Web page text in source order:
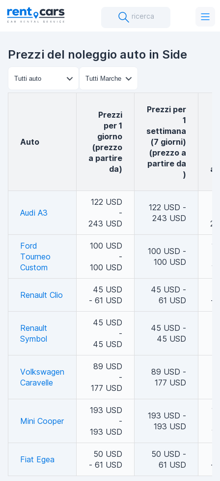
ricerca
Prezzi del noleggio auto in Side
auto
Prezzi
per 1
giorno
(prezzo
a partire
da)
Prezzi per
1
settimana
(7 giorni)
(prezzo a
partire da
)
a
Audi A3
122 USD
-
243 USD
122 USD -
243 USD
Ford
Tourneo
Custom
100 USD
-
100 USD
100 USD -
100 USD
Renault Clio
45 USD
- 61 USD
45 USD -
61 USD
-
Renault
Symbol
45 USD
-
45 USD
45 USD -
45 USD
Volkswagen
Caravelle
89 USD
-
177 USD
89 USD -
177 USD
Mini Cooper
193 USD
-
193 USD
193 USD -
193 USD
Fiat Egea
50 USD
- 61 USD
50 USD -
61 USD
-